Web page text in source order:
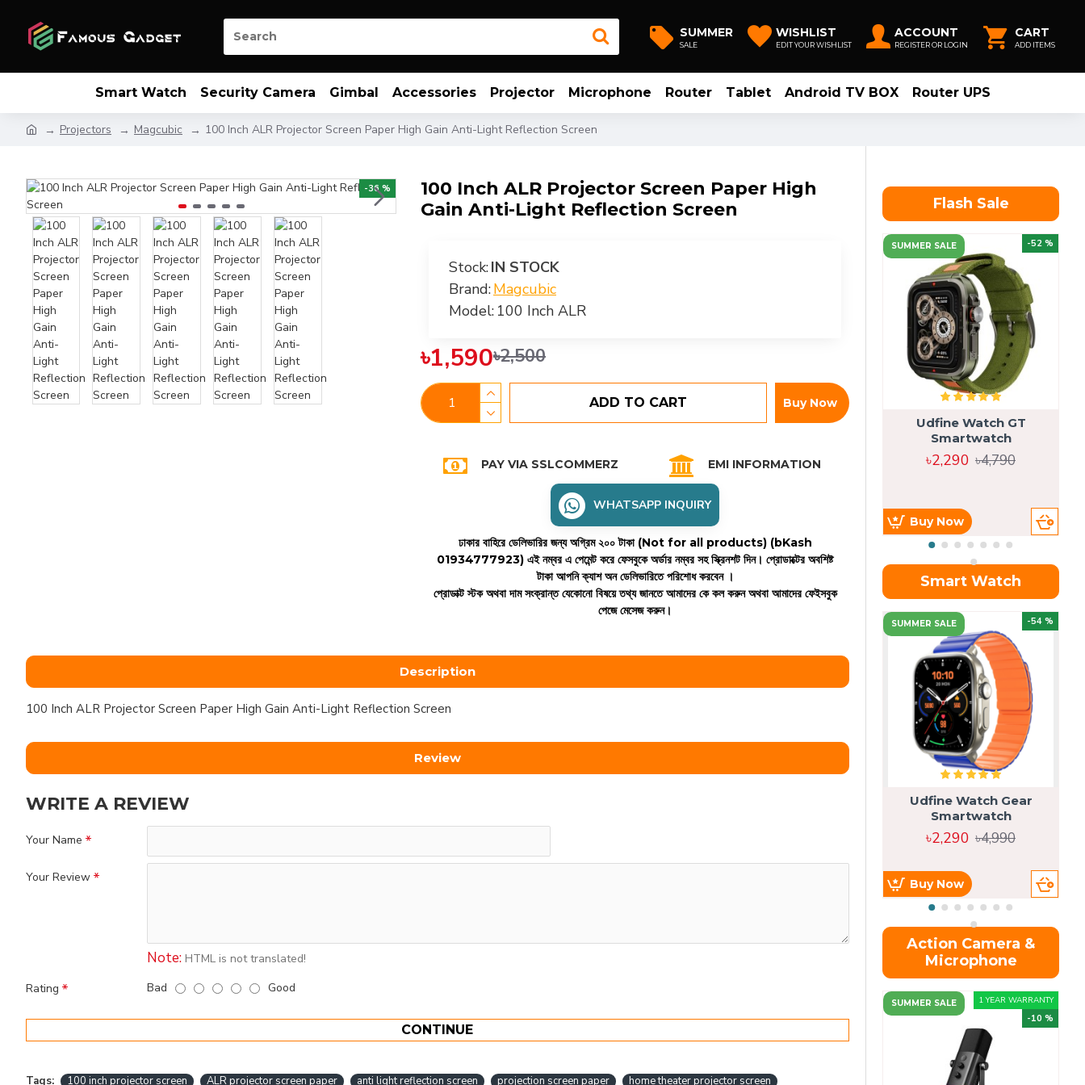
SUMMER
SALE
WISHLIST
EDIT YOUR WISHLIST
ACCOUNT
REGISTER OR LOGIN
CART
ADD ITEMS
Smart Watch Security Camera Gimbal Accessories Projector Microphone Router Tablet Android TV BOX Router UPS
Projectors Magcubic 100 Inch ALR Projector Screen Paper High Gain Anti-Light Reflection Screen
-36 %
100 Inch ALR Projector Screen Paper High
Gain Anti-Light Reflection Screen
Stock:IN STOCK
Brand:Magcubic
Model: 100 Inch ALR
৳1,590৳2,500
ADD TO CART Buy Now
PAY VIA SSLCOMMERZ EMI INFORMATION
WHATSAPP INQUIRY
ঢাকার বাহিরে ডেলিভারির জন্য অগ্রিম ২০০ টাকা (Not for all products) (bKash
01934777923) এই নম্বর এ পেমেন্ট করে ফেসবুকে অর্ডার নম্বর সহ স্ক্রিনশট দিন। প্রোডাক্টের অবশিষ্ট
টাকা আপনি ক্যাশ অন ডেলিভারিতে পরিশোধ করবেন ।
প্রোডাক্ট স্টক অথবা দাম সংক্রান্ত যেকোনো বিষয়ে তথ্য জানতে আমাদের কে কল করুন অথবা আমাদের ফেইসবুক
পেজে মেসেজ করুন।
Description
100 Inch ALR Projector Screen Paper High Gain Anti-Light Reflection Screen
Review
WRITE A REVIEW
Your Name
Your Review
Note: HTML is not translated!
Rating
Bad Good
CONTINUE
Tags: 100 inch projector screen ALR projector screen paper anti light reflection screen projection screen paper
home theater projector screen
Flash Sale
SUMMER SALE -52 %
Udfine Watch GT
Smartwatch
৳2,290 ৳4,790
Buy Now
Smart Watch
SUMMER SALE -54 %
Udfine Watch Gear
Smartwatch
৳2,290 ৳4,990
Buy Now
Action Camera &
Microphone
SUMMER SALE 1 YEAR WARRANTY
-10 %